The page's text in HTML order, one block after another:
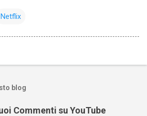
Netflix
blog
Commenti su YouTube